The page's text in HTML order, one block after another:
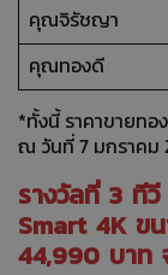
คุณจิรัชญา
คุณทองดี
*ทั้งนี้ ราคาขายทอ
ณ วันที่ 7 มกราคม
รางวัลที่ 3 ที
Smart 4K ข
44,990 บาท